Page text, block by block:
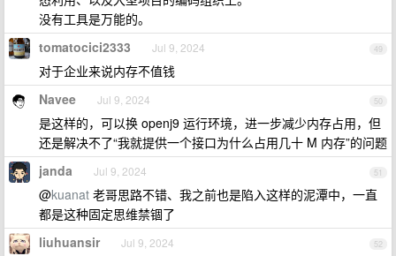
没有工具是万能的。
49
tomatocici2333 Jul 9, 2024
对于企业来说内存不值钱
50
Navee Jul 9, 2024
是这样的，可以换 openj9 运行环境，进一步减少内存占用，但
还是解决不了“我就提供一个接口为什么占用几十 M 内存”的问题
51
janda Jul 9, 2024
@kuanat 老哥思路不错、我之前也是陷入这样的泥潭中，一直
都是这种固定思维禁锢了
52
liuhuansir Jul 9, 2024